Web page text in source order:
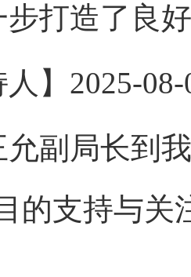
打造了良
2025-08-
局长到我
的支持与关